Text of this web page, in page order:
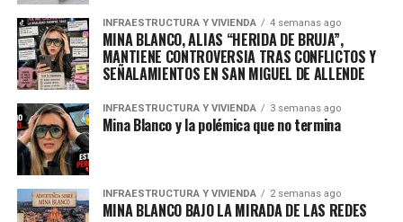
El camino de la preparación
técnica
El otro camino, dijo Vodoya es capacitar a los jóvenes. En
ese sentido, Ternium anunció el pasado viernes 6 de
junio, que además de la preparatoria técnica, a partir del
mes de agosto abrirá un área de la Escuela Técnica
Roberto Rocca, en Pesquería para recibir a 128 alumnos
becados de primer ingreso a la secundaria.
INFRAESTRUCTURA Y VIVIENDA 4 semanas ago
MINA BLANCO, ALIAS “HERIDA DE BRUJA”,
MANTIENE CONTROVERSIA TRAS CONFLICTOS Y
SEÑALAMIENTOS EN SAN MIGUEL DE ALLENDE
INFRAESTRUCTURA Y VIVIENDA 3 semanas ago
Mina Blanco y la polémica que no termina
INFRAESTRUCTURA Y VIVIENDA 2 semanas ago
MINA BLANCO BAJO LA MIRADA DE LAS REDES